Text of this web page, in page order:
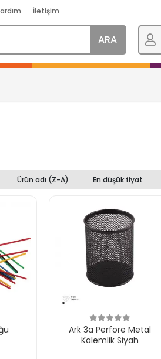
İletişim
ARA
Ürün adı (Z-A) En düşük fiyat
Ark 3a Perfore Metal
Kalemlik Siyah